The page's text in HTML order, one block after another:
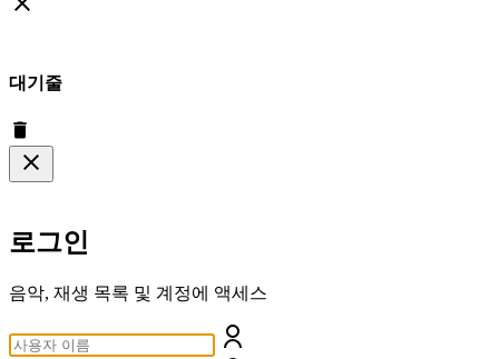
대기줄
로그인
음악, 재생 목록 및 계정에 액세스